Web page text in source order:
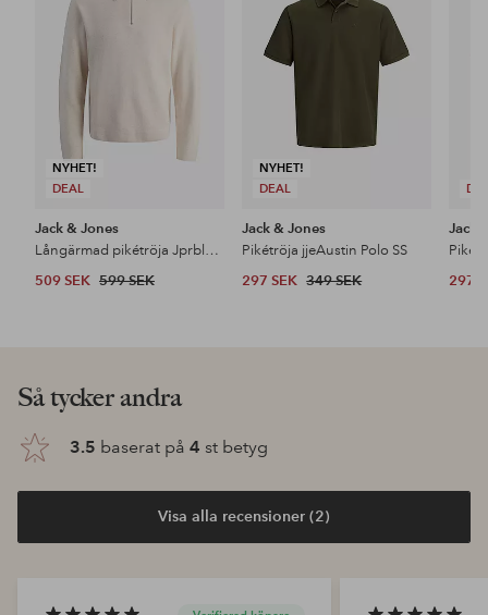
NYHET!
DEAL
Jack & Jones
Långärmad pikétröja Jprblamilano Stitch Knit Zip Polo S
509 SEK 599 SEK
NYHET!
DEAL
favoriter
Jack & Jones
Pikétröja jjeAustin Polo SS
297 SEK 349 SEK
Jack
297
Så tycker andra
3.5 baserat på 4 st betyg
Visa alla recensioner (2)